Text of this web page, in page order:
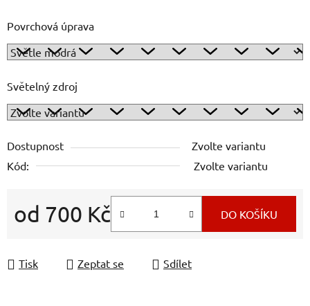
Povrchová úprava
Světelný zdroj
Dostupnost
Zvolte variantu
Kód:
Zvolte variantu
od 700 Kč DO KOŠÍKU
Tisk Zeptat se Sdílet